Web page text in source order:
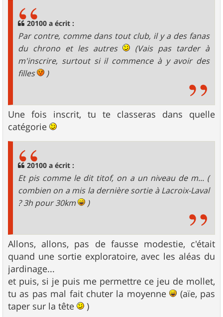
20100 a écrit :
Par contre, comme dans tout club, il y a des fanas
du chrono et les autres
(Vais pas tarder à
m'inscrire, surtout si il commence à y avoir des
filles
)
Une fois inscrit, tu te classeras dans quelle
catégorie
20100 a écrit :
Et pis comme le dit titof, on a un niveau de m... (
combien on a mis la dernière sortie à Lacroix-Laval
? 3h pour 30km
)
Allons, allons, pas de fausse modestie, c'était
quand une sortie exploratoire, avec les aléas du
jardinage...
et puis, si je puis me permettre ce jeu de mollet,
tu as pas mal fait chuter la moyenne
(aïe, pas
taper sur la tête
)